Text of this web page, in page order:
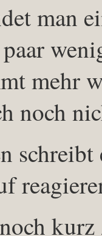
man
mehr
noch
kurz